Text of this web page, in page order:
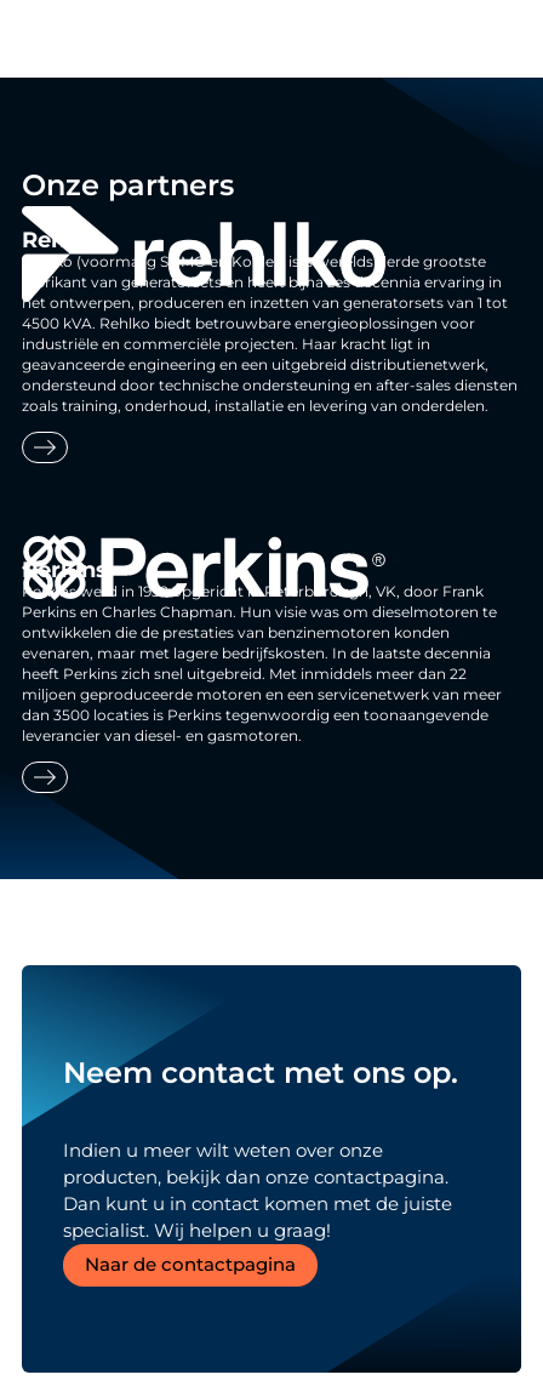
Onze partners
Rehlko
Rehlko (voormalig SDMO en Kohler) is 's werelds derde grootste
fabrikant van generatorsets en heeft bijna zes decennia ervaring in
het ontwerpen, produceren en inzetten van generatorsets van 1 tot
4500 kVA. Rehlko biedt betrouwbare energieoplossingen voor
industriële en commerciële projecten. Haar kracht ligt in
geavanceerde engineering en een uitgebreid distributienetwerk,
ondersteund door technische ondersteuning en after-sales diensten
zoals training, onderhoud, installatie en levering van onderdelen.
east
Perkins
Perkins werd in 1932 opgericht in Peterborough, VK, door Frank
Perkins en Charles Chapman. Hun visie was om dieselmotoren te
ontwikkelen die de prestaties van benzinemotoren konden
evenaren, maar met lagere bedrijfskosten. In de laatste decennia
heeft Perkins zich snel uitgebreid. Met inmiddels meer dan 22
miljoen geproduceerde motoren en een servicenetwerk van meer
dan 3500 locaties is Perkins tegenwoordig een toonaangevende
leverancier van diesel- en gasmotoren.
east
Neem contact met ons op.
Indien u meer wilt weten over onze
producten, bekijk dan onze contactpagina.
Dan kunt u in contact komen met de juiste
specialist. Wij helpen u graag!
Naar de contactpagina